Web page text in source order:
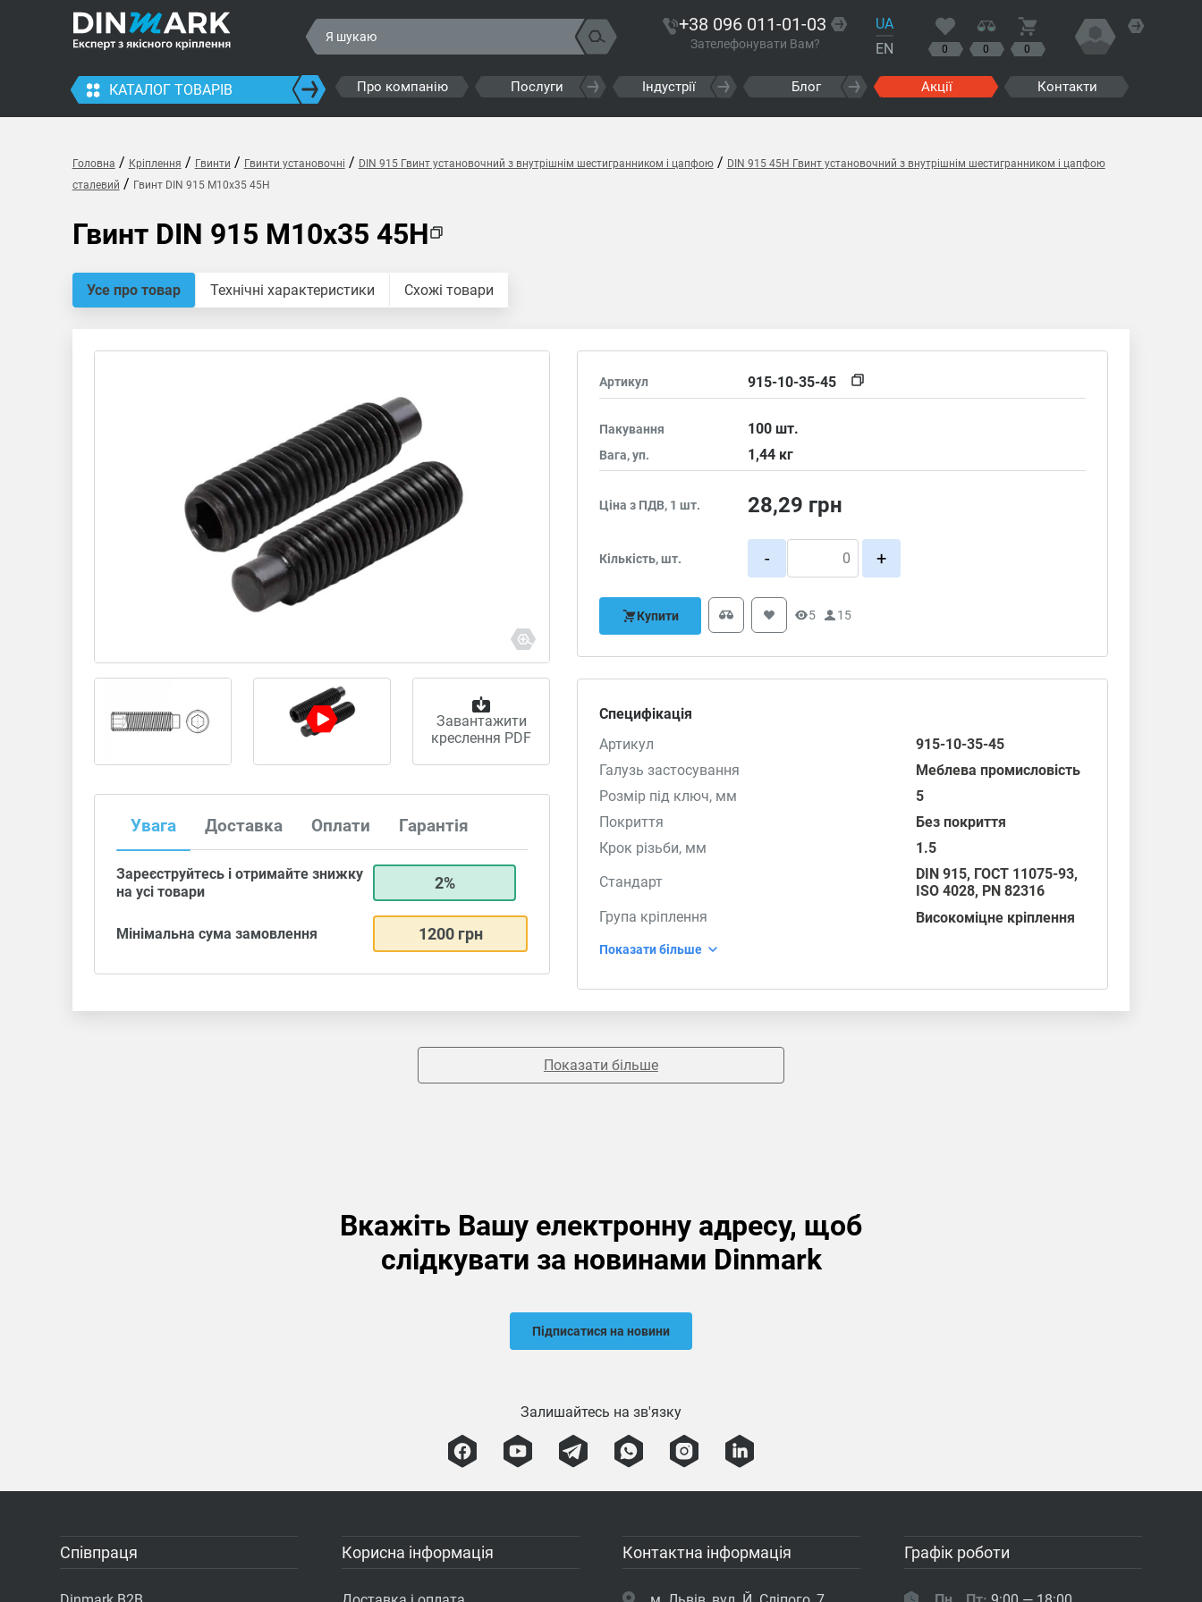
+38 096 011-01-03
Зателефонувати Вам?
UA
EN
0 0 0
КАТАЛОГ ТОВАРІВ Про компанію Послуги Індустрії Блог Акції Контакти
Головна / Кріплення / Гвинти / Гвинти установочні / DIN 915 Гвинт установочний з внутрішнім шестигранником і цапфою/ DIN 915 45H Гвинт установочний з внутрішнім шестигранником і цапфою
сталевий / Гвинт DIN 915 M10x35 45H
Гвинт DIN 915 M10x35 45H
Усе про товар Технічні характеристики Схожі товари
Завантажити
креслення PDF
Увага Доставка Оплати Гарантія
Зареєструйтесь і отримайте знижку
на усі товари
2%
Мінімальна сума замовлення 1200 грн
Артикул 915-10-35-45
Пакування 100шт.
Вага, уп. 1,44 кг
Ціна з ПДВ, 1 шт. 28,29 грн
Кількість, шт. - +
Купити 5 15
Специфікація
Артикул
915-10-35-45
Галузь застосування
Меблева промисловість
Розмір під ключ, мм
5
Покриття
Без покриття
Крок різьби, мм
1.5
Стандарт
DIN 915, ГОСТ 11075-93,
ISO 4028, PN 82316
Група кріплення
Високоміцне кріплення
Показати більше
Показати більше
Вкажіть Вашу електронну адресу, щоб
слідкувати за новинами Dinmark
Підписатися на новини
Залишайтесь на зв'язку
Співпраця Корисна інформація Контактна інформація Графік роботи